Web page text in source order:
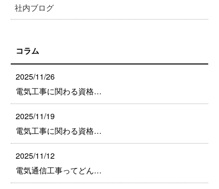
社内ブログ
コラム
2025/11/26
電気工事に関わる資格…
2025/11/19
電気工事に関わる資格…
2025/11/12
電気通信工事ってどん…